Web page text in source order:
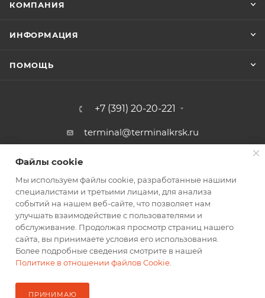
КОМПАНИЯ
ИНФОРМАЦИЯ
ПОМОЩЬ
+7 (391) 20-20-221
terminal@terminalkrsk.ru
г. Красноярск, ул. Белинского, 3,
магазин Автомаркет Навигатор
Файлы cookie
Мы используем файлы cookie, разработанные нашими
специалистами и третьими лицами, для анализа
событий на нашем веб-сайте, что позволяет нам
улучшать взаимодействие с пользователями и
обслуживание. Продолжая просмотр страниц нашего
сайта, вы принимаете условия его использования.
Более подробные сведения смотрите в нашей
Политике в отношении файлов Cookie
ПРИНИМАЮ
Файлы cookie
Мы используем файлы cookie, разработанные нашими
специалистами и третьими лицами, для анализа
событий на нашем веб-сайте, что позволяет нам
улучшать взаимодействие с пользователями и
обслуживание. Продолжая просмотр страниц нашего
сайта, вы принимаете условия его использования.
Более подробные сведения смотрите в нашей
Политике в отношении файлов Cookie
ПРИНИМАЮ